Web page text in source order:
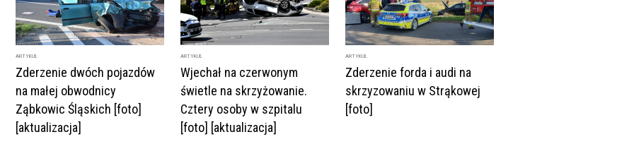
ARTYKUŁ
Zderzenie dwóch pojazdów
na małej obwodnicy
Ząbkowic Śląskich [foto]
[aktualizacja]
ARTYKUŁ
Wjechał na czerwonym
świetle na skrzyżowanie.
Cztery osoby w szpitalu
[foto] [aktualizacja]
ARTYKUŁ
Zderzenie forda i audi na
skrzyzowaniu w Strąkowej
[foto]